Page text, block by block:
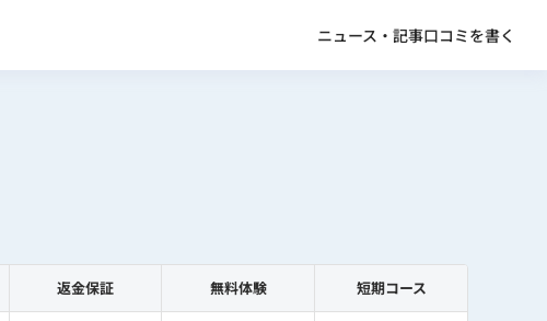
ニュース・記事口コミを書く
返金保証 無料体験 短期コース